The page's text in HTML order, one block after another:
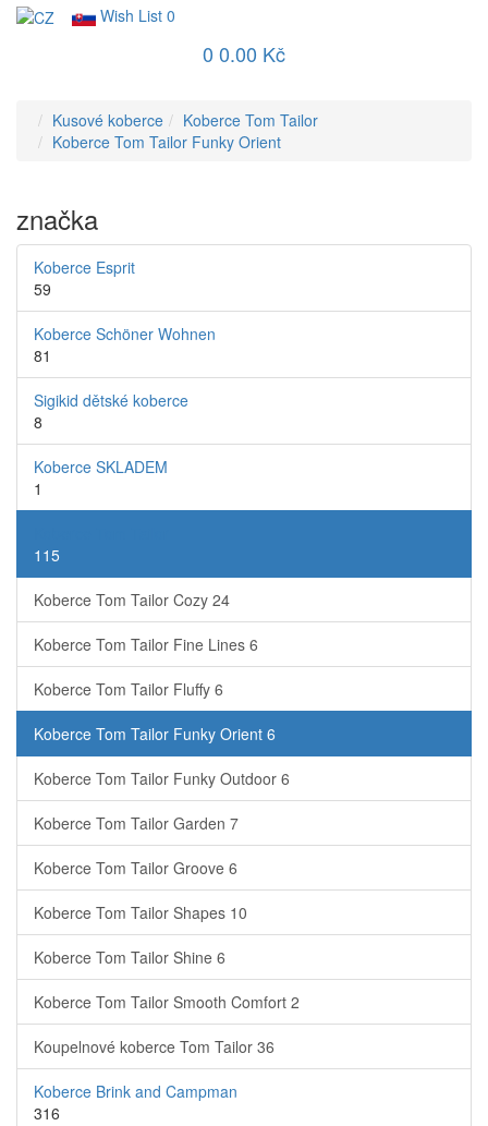
Wish List 0
0 0.00 Kč
Kusové koberce
Koberce Tom Tailor
Koberce Tom Tailor Funky Orient
značka
Koberce Esprit
59
Koberce Schöner Wohnen
81
Sigikid dětské koberce
8
Koberce SKLADEM
1
115
Koberce Tom Tailor Cozy 24
Koberce Tom Tailor Fine Lines 6
Koberce Tom Tailor Fluffy 6
Koberce Tom Tailor Funky Orient 6
Koberce Tom Tailor Funky Outdoor 6
Koberce Tom Tailor Garden 7
Koberce Tom Tailor Groove 6
Koberce Tom Tailor Shapes 10
Koberce Tom Tailor Shine 6
Koberce Tom Tailor Smooth Comfort 2
Koupelnové koberce Tom Tailor 36
Koberce Brink and Campman
316